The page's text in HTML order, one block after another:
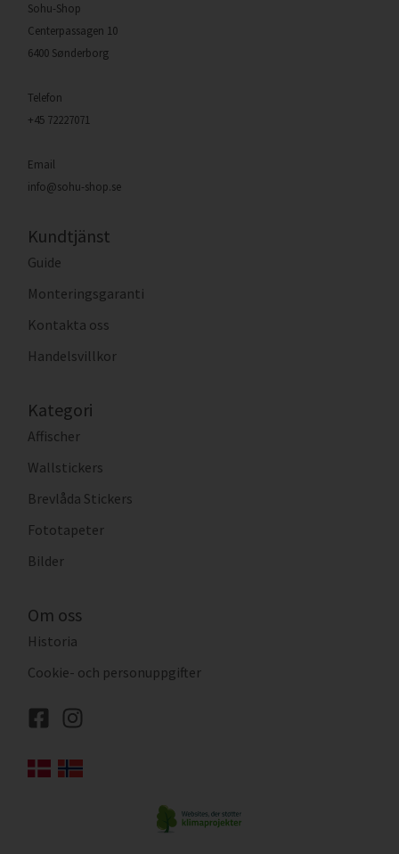
Sohu-Shop
Centerpassagen 10
6400 Sønderborg
Telefon
+45 72227071
Email
info@sohu-shop.se
Kundtjänst
Guide
Monteringsgaranti
Kontakta oss
Handelsvillkor
Kategori
Affischer
Wallstickers
Brevlåda Stickers
Fototapeter
Bilder
Om oss
Historia
Cookie- och personuppgifter